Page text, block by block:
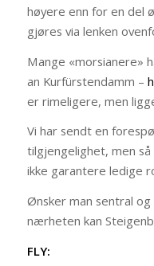
høyere enn for en del
gjøres via lenken
Mange «morsianere»
an Kurfürstendamm –
er rimeligere, men
Vi har sendt en
tilgjengelighet, men
ikke garantere ledige
Ønsker man sentral og
nærheten kan
FLY: